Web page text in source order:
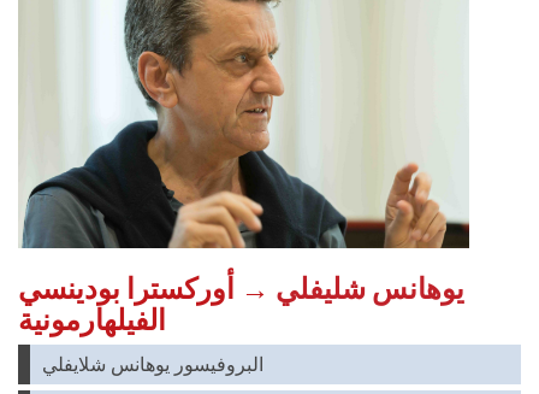
يوهانس شليفلي → أوركسترا بودينسي
الفيلهارمونية
البروفيسور يوهانس شلايفلي